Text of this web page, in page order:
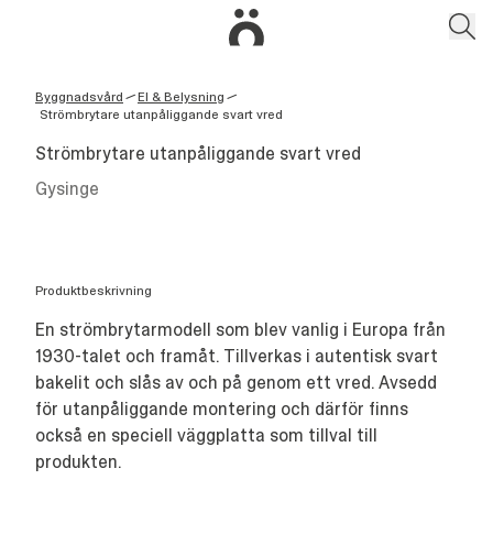
Byggnadsvård /El & Belysning /
Strömbrytare utanpåliggande svart vred
Strömbrytare utanpåliggande svart vred
Gysinge
Produktbeskrivning
En strömbrytarmodell som blev vanlig i Europa från
1930-talet och framåt. Tillverkas i autentisk svart
bakelit och slås av och på genom ett vred. Avsedd
för utanpåliggande montering och därför finns
också en speciell väggplatta som tillval till
produkten.